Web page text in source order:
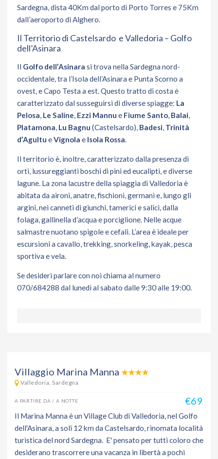
Sardegna, dista 40Km dal porto di Porto Torres e 75Km
dall’aeroporto di Alghero.
Il Territorio di Castelsardo e Valledoria – Golfo
dell’Asinara
Il Golfo dell’Asinara si trova nella Sardegna nord-
occidentale, tra l’Isola dell’Asinara e Punta Scorno a
ovest, e Capo Testa a est. Questo tratto di costa ė
caratterizzato dal susseguirsi di diverse spiagge: La
Pelosa Le Saline Ezzi Mannu e Fiume Santo Balai
Platamona Lu Bagnu (Castelsardo), Badesi Trinità
d’Agultu eVignola e Isola Rossa
Il territorio è, inoltre, caratterizzato dalla presenza di
orti, lussureggianti boschi di pini ed eucalipti, e diverse
lagune La zona lacustre della spiaggia di Valledoria è
abitata da aironi, anatre, fischioni, germani e, lungo gli
argini, nei canneti di giunchi, tamerici e salici, dalla
folaga, gallinella d’acqua e porciglione. Nelle acque
salmastre nuotano spigole e cefali. L’area è ideale per
escursioni a cavallo, trekking, snorkeling, kayak, pesca
sportiva e vela.
Se desideri parlare con noi chiama al numero
070/684288 dal lunedì al sabato dalle 9:30 alle 19:00.
Villaggio Marina Manna
Valledoria, Sardegna
A PARTIRE DA / A NOTTE €69
Il Marina Manna è un Village Club di Valledoria, nel Golfo
dell'Asinara, a soli 12 km da Castelsardo, rinomata località
turistica del nord Sardegna. E' pensato per tutti coloro che
desiderano trascorrere una vacanza in libertà a pochi